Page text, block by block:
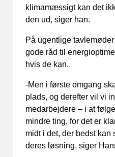
klimamæssigt kan det
den ud, siger han.
På ugentlige
gode råd til
hvis de kan.
-Men i første omgang
plads, og derefter vil vi
medarbejdere – i at
mindre ting, for det er
midt i det, der bedst kan
deres løsning, siger